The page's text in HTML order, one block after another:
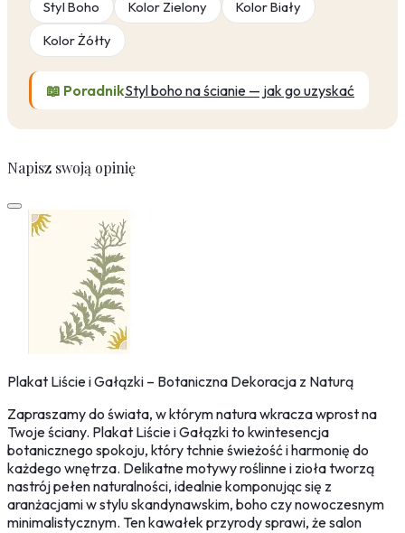
Styl Boho Kolor Zielony
Kolor Biały
Kolor Żółty
📖 PoradnikStyl boho na ścianie — jak go uzyskać
Napisz swoją opinię
Plakat Liście i Gałązki – Botaniczna Dekoracja z Naturą
Zapraszamy do świata, w którym natura wkracza wprost na
Twoje ściany. Plakat Liście i Gałązki to kwintesencja
botanicznego spokoju, który tchnie świeżość i harmonię do
każdego wnętrza. Delikatne motywy roślinne i zioła tworzą
nastrój pełen naturalności, idealnie komponując się z
aranżacjami w stylu skandynawskim, boho czy nowoczesnym
minimalistycznym. Ten kawałek przyrody sprawi, że salon